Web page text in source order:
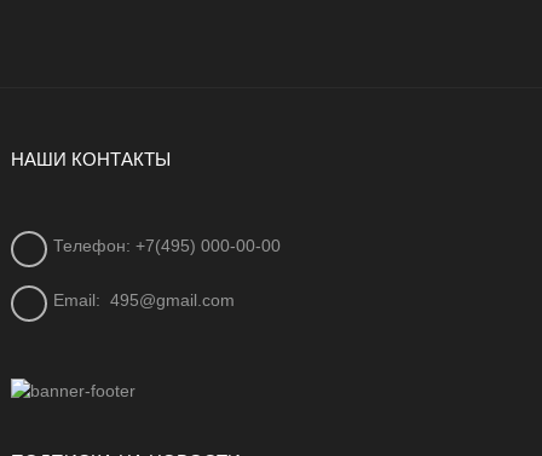
НАШИ КОНТАКТЫ
Телефон: +7(495) 000-00-00
Email: 495@gmail.com